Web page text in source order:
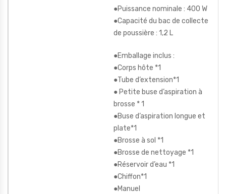
●Puissance nominale : 400 W
●Capacité du bac de collecte
de poussière : 1,2 L
●Emballage inclus :
●Corps hôte *1
●Tube d’extension*1
● Petite buse d’aspiration à
brosse * 1
●Buse d’aspiration longue et
plate*1
●Brosse à sol *1
●Brosse de nettoyage *1
●Réservoir d’eau *1
●Chiffon*1
●Manuel